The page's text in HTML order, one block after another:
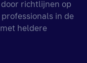
door richtlijnen op
in de
heldere